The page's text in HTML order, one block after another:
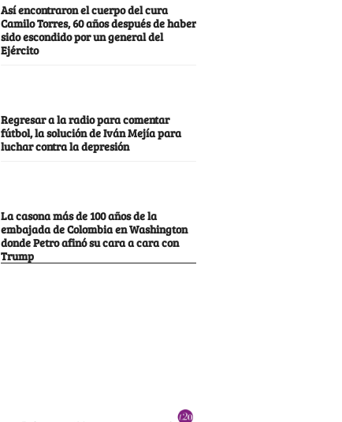
Así encontraron el cuerpo del cura
Camilo Torres, 60 años después de haber
sido escondido por un general del
Ejército
Regresar a la radio para comentar
fútbol, la solución de Iván Mejía para
luchar contra la depresión
La casona más de 100 años de la
embajada de Colombia en Washington
donde Petro afinó su cara a cara con
Trump